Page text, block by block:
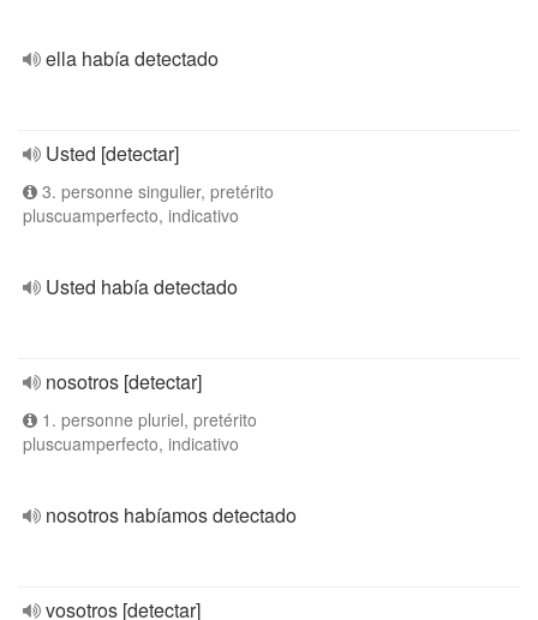
ella había detectado
Usted [detectar]
3. personne singulier, pretérito
pluscuamperfecto, indicativo
Usted había detectado
nosotros [detectar]
1. personne pluriel, pretérito
pluscuamperfecto, indicativo
nosotros habíamos detectado
vosotros [detectar]